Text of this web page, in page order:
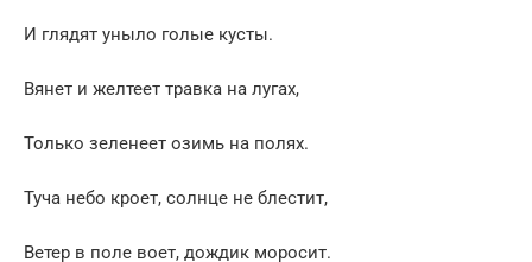
И глядят уныло голые кусты.
Вянет и желтеет травка на лугах,
Только зеленеет озимь на полях.
Туча небо кроет, солнце не блестит,
Ветер в поле воет, дождик моросит.